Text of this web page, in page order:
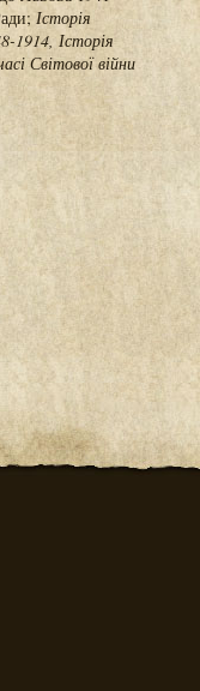
Історія
1914, Історія
Світової війни